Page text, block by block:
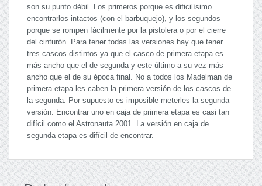
son su punto débil. Los primeros porque es dificilísimo
encontrarlos intactos (con el barbuquejo), y los segundos
porque se rompen fácilmente por la pistolera o por el cierre
del cinturón. Para tener todas las versiones hay que tener
tres cascos distintos ya que el casco de primera etapa es
más ancho que el de segunda y este último a su vez más
ancho que el de su época final. No a todos los Madelman de
primera etapa les caben la primera versión de los cascos de
la segunda. Por supuesto es imposible meterles la segunda
versión. Encontrar uno en caja de primera etapa es casi tan
difícil como el Astronauta 2001. La versión en caja de
segunda etapa es difícil de encontrar.